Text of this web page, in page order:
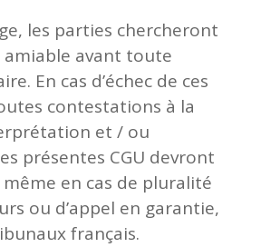
les parties chercheront
avant toute
En cas d’échec de ces
contestations à la
et / ou
présentes CGU devront
en cas de pluralité
ou d’appel en garantie,
français.